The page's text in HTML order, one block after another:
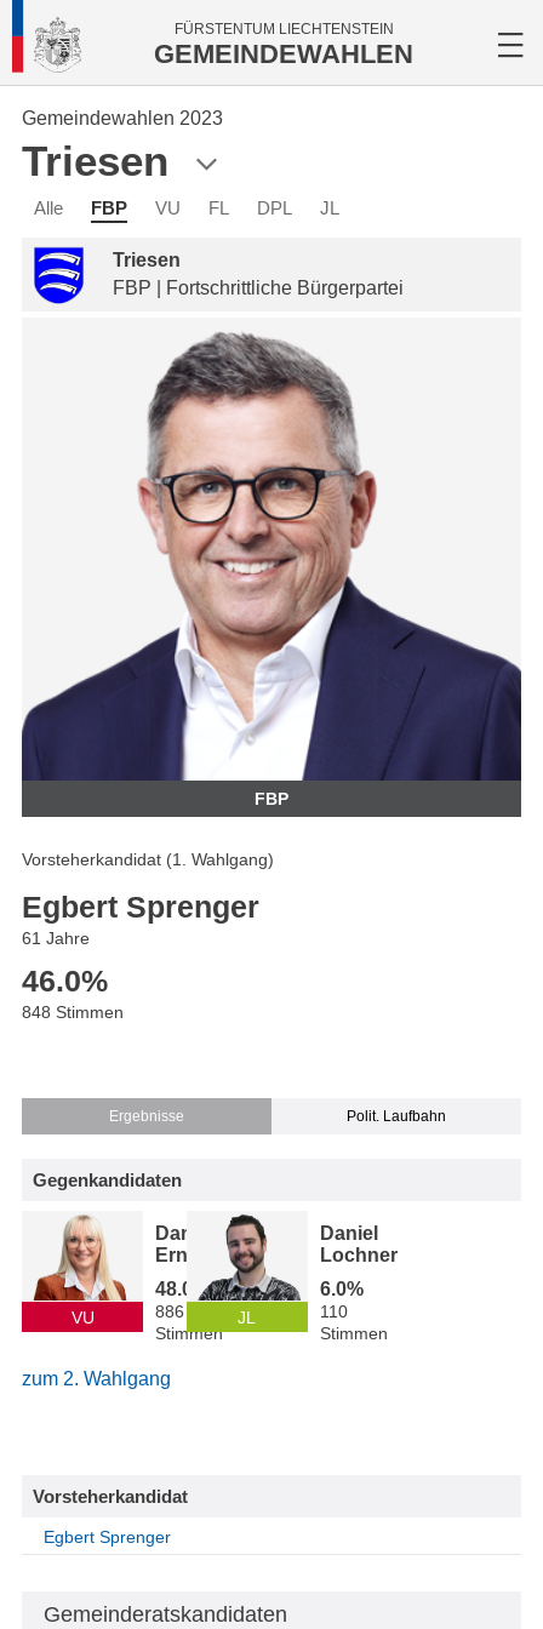
FÜRSTENTUM LIECHTENSTEIN
GEMEINDEWAHLEN
Gemeindewahlen 2023
Triesen
Alle FBP VU FL DPL JL
Triesen
FBP | Fortschrittliche Bürgerpartei
FBP
Vorsteherkandidat (1. Wahlgang)
Egbert Sprenger
61 Jahre
46.0%
848 Stimmen
Ergebnisse Polit. Laufbahn
Gegenkandidaten
VU
Daniela
Erne
48.0%
886
Stimmen
JL
Daniel
Lochner
6.0%
110
Stimmen
zum 2. Wahlgang
Vorsteherkandidat
Egbert Sprenger
Gemeinderatskandidaten